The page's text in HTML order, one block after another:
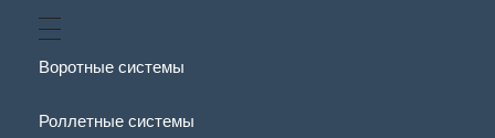
Воротные системы
Роллетные системы